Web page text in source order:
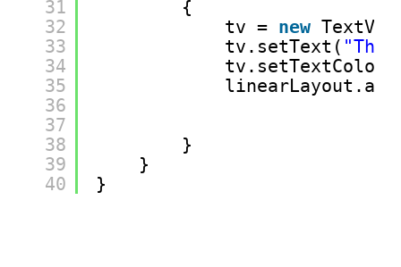
31
32
33
34
35
36
37
38
39
40
{
tv = new
tv.setText(
tv.setTextColor(
}
}
}